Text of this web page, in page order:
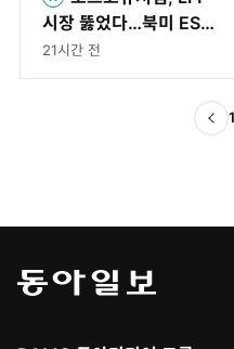
시장 뚫었다…북미 ESS
용 양극재 장기 공급 합
의
21시간 전
1